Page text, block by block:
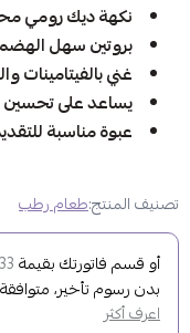
نكهة ديك رومي
بروتين سهل
غني بالفيتامينات
يساعد على
عبوة مناسبة
تصنيف المنتج:طعام رطب
أو قسم فاتورتك بقيمة
بدون رسوم تأخير،
اعرف أكثر